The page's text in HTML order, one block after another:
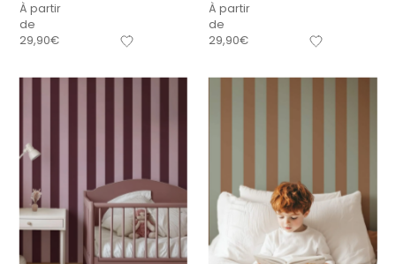
À partir
de
29,90€
À partir
de
29,90€